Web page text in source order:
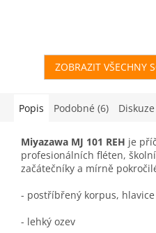
ZOBRAZIT VŠECHNY
Popis Podobné (6) Diskuze
Miyazawa MJ 101 REH je
profesionálních fléten,
začátečníky a mírně
- postříbřený korpus,
- lehký ozev